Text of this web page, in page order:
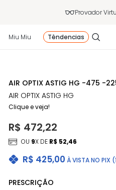
Provador
Miu Miu Têndencias
AIR OPTIX ASTIG HG -475 -
AIR OPTIX ASTIG HG
Clique e veja!
R$ 425,00 À VISTA NO PIX
R$ 472,22
OU 9X DE R$ 52,46
PRESCRIÇÃO